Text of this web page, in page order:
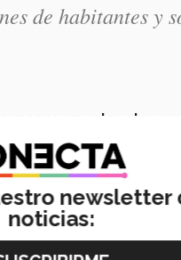
de habitantes y
un valor al
ciudadanos
, ya
problemas y hacer
para que la empresa
newsletter
noticias: